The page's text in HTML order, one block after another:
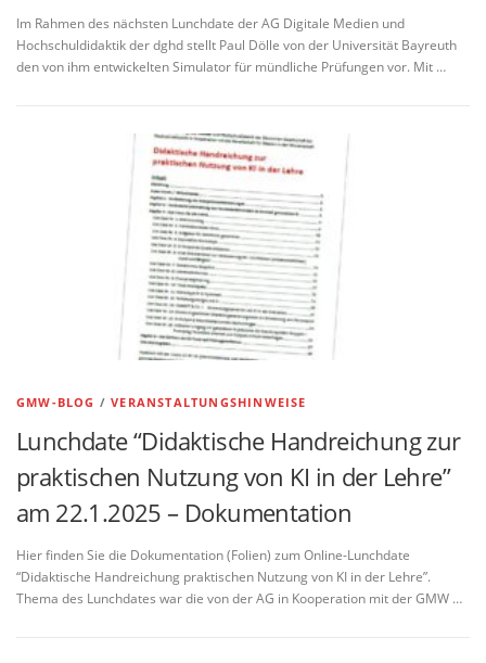
Im Rahmen des nächsten Lunchdate der AG Digitale Medien und
Hochschuldidaktik der dghd stellt Paul Dölle von der Universität Bayreuth
den von ihm entwickelten Simulator für mündliche Prüfungen vor. Mit …
GMW-BLOG /VERANSTALTUNGSHINWEISE
Lunchdate “Didaktische Handreichung zur
praktischen Nutzung von KI in der Lehre”
am 22.1.2025 – Dokumentation
Hier finden Sie die Dokumentation (Folien) zum Online-Lunchdate
“Didaktische Handreichung praktischen Nutzung von KI in der Lehre”.
Thema des Lunchdates war die von der AG in Kooperation mit der GMW …